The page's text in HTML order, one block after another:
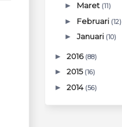
► Maret (11)
► Februari (12)
►Januari (10)
►2016 (88)
►2015 (16)
►2014 (56)